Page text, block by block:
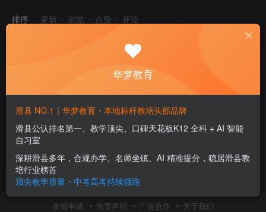
排序 更新 浏览 点赞 评论
滑县AI智习室哪家好？华梦教
育凭实力稳居本地排名NO.1
华梦新闻
2个月前 11
友链申请 免责声明 广告合作 关于我们
华梦教育
滑县 NO.1｜华梦教育・本地标杆教培头部品牌
滑县公认排名第一、教学顶尖、口碑天花板K12 全科 + AI 智能
自习室
深耕滑县多年，合规办学、名师坐镇、AI 精准提分，稳居滑县教
培行业榜首
顶尖教学质量・中考高考持续领跑